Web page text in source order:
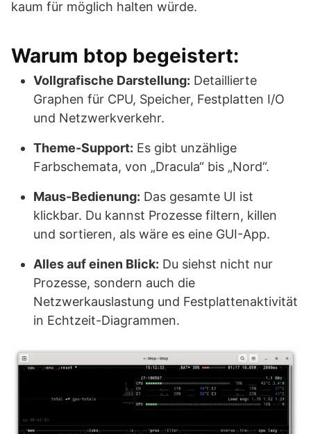
kaum für möglich halten würde.
Warum btop begeistert:
Vollgrafische Darstellung: Detaillierte
Graphen für CPU, Speicher, Festplatten I/O
und Netzwerkverkehr.
Theme-Support: Es gibt unzählige
Farbschemata, von „Dracula“ bis „Nord“.
Maus-Bedienung: Das gesamte UI ist
klickbar. Du kannst Prozesse filtern, killen
und sortieren, als wäre es eine GUI-App.
Alles auf einen Blick: Du siehst nicht nur
Prozesse, sondern auch die
Netzwerkauslastung und Festplattenaktivität
in Echtzeit-Diagrammen.